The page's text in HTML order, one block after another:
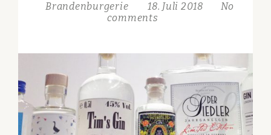
Brandenburgerie 18. Juli 2018
No
comments